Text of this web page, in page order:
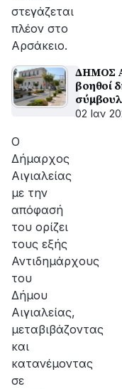
στεγάζεται
πλέον στο
Αρσάκειο.
ΔΗΜΟΣ
βοηθοί
02 Ιαν
Ο
Δήμαρχος
Αιγιαλείας
με την
απόφασή
του ορίζει
τους εξής
Αντιδημάρχους
του
Δήμου
Αιγιαλείας,
μεταβιβάζοντας
και
κατανέμοντας
σε